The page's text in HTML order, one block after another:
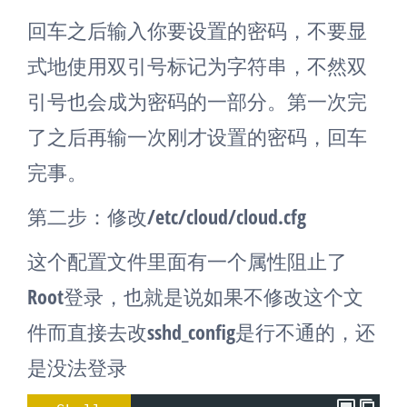
回车之后输入你要设置的密码，不要显
式地使用双引号标记为字符串，不然双
引号也会成为密码的一部分。第一次完
了之后再输一次刚才设置的密码，回车
完事。
第二步：修改/etc/cloud/cloud.cfg
这个配置文件里面有一个属性阻止了
Root登录，也就是说如果不修改这个文
件而直接去改sshd_config是行不通的，还
是没法登录